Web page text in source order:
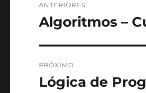
de
ANTERIORES
Post
Algoritmos –
PRÓXIMO
Próximo
Lógica de